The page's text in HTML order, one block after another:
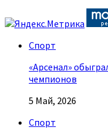
Спорт
«Арсенал»
чемпионов
5 Май, 2026
Спорт